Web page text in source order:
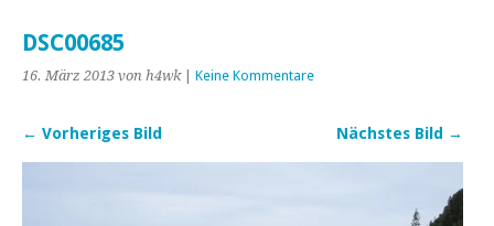
DSC00685
16. März 2013 von h4wk| Keine Kommentare
← Vorheriges Bild Nächstes Bild →